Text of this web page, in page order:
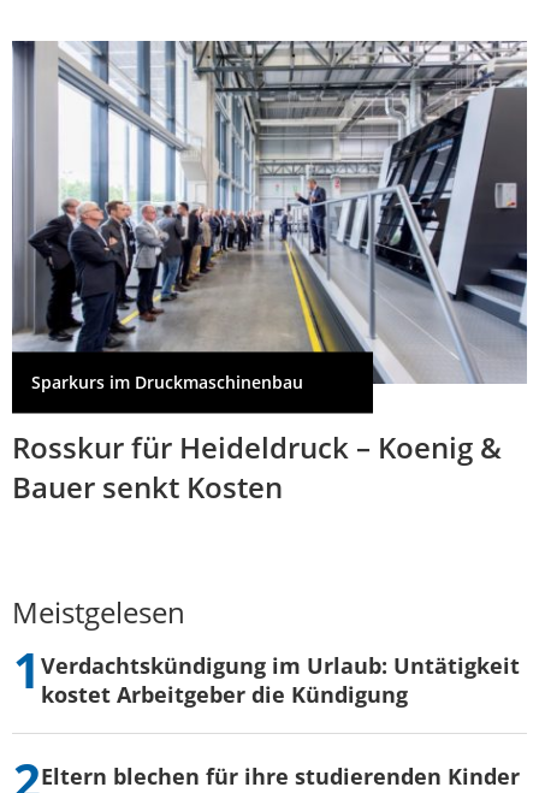
Sparkurs im Druckmaschinenbau
Rosskur für Heideldruck – Koenig &
Bauer senkt Kosten
Meistgelesen
Verdachtskündigung im Urlaub: Untätigkeit
kostet Arbeitgeber die Kündigung
Eltern blechen für ihre studierenden Kinder